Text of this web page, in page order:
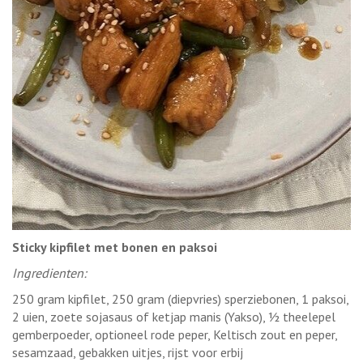
Sticky kipfilet met bonen en paksoi
Ingredienten:
250 gram kipfilet, 250 gram (diepvries) sperziebonen, 1 paksoi,
2 uien, zoete sojasaus of ketjap manis (Yakso), ½ theelepel
gemberpoeder, optioneel rode peper, Keltisch zout en peper,
sesamzaad, gebakken uitjes, rijst voor erbij